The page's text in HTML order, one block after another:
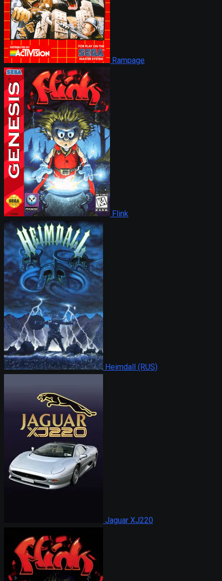
Rampage
Flink
Heimdall (RUS)
Jaguar XJ220